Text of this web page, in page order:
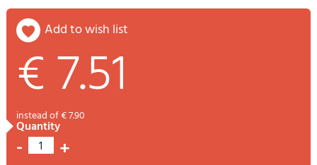
add to wish list
€ 7.51
instead of € 7.90
quantity
- 1 +